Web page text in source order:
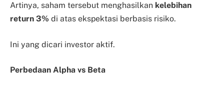
Artinya, saham tersebut menghasilkan kelebihan
return 3% di atas ekspektasi berbasis risiko.
Ini yang dicari investor aktif.
Perbedaan Alpha vs Beta